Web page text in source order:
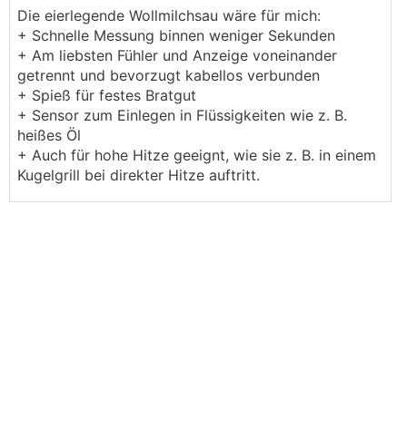
Die eierlegende Wollmilchsau wäre für mich:
+ Schnelle Messung binnen weniger Sekunden
+ Am liebsten Fühler und Anzeige voneinander
getrennt und bevorzugt kabellos verbunden
+ Spieß für festes Bratgut
+ Sensor zum Einlegen in Flüssigkeiten wie z. B.
heißes Öl
+ Auch für hohe Hitze geeignt, wie sie z. B. in einem
Kugelgrill bei direkter Hitze auftritt.